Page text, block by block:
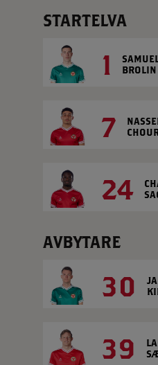
STARTELVA
1
BROLIN
7
24
AVBYTARE
30
39